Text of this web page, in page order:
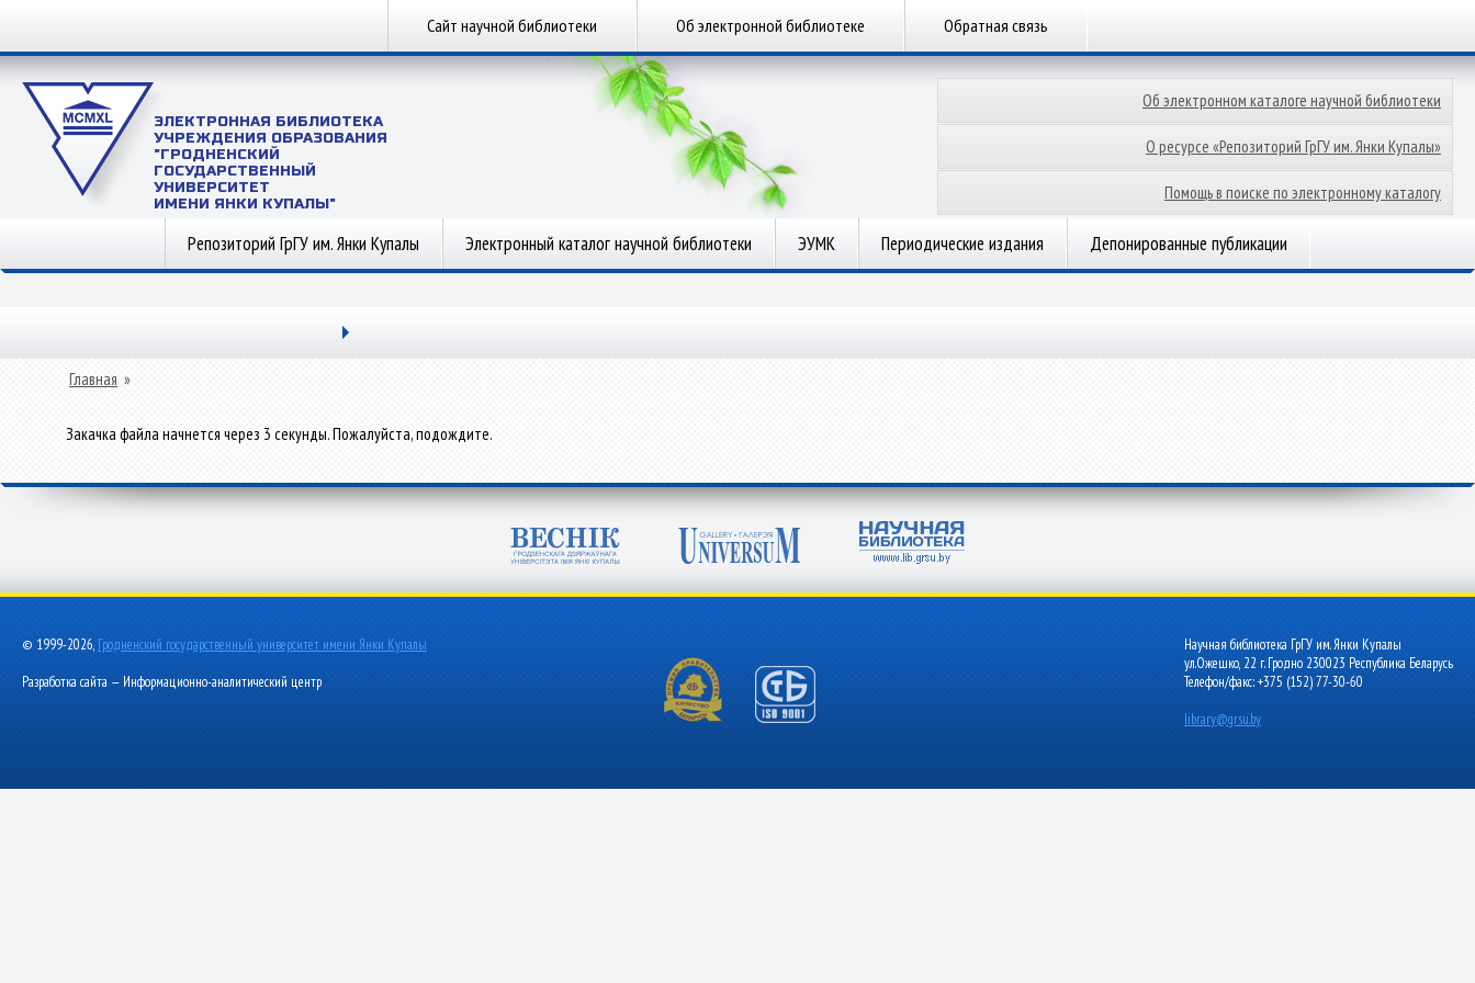
Сайт научной библиотеки Об электронной библиотеке Обратная связь
ЭЛЕКТРОННАЯ БИБЛИОТЕКА
УЧРЕЖДЕНИЯ ОБРАЗОВАНИЯ
"ГРОДНЕНСКИЙ
ГОСУДАРСТВЕННЫЙ
УНИВЕРСИТЕТ
ИМЕНИ ЯНКИ КУПАЛЫ"
Об электронном каталоге научной библиотеки
О ресурсе «Репозиторий ГрГУ им. Янки Купалы»
Помощь в поиске по электронному каталогу
Репозиторий ГрГУ им. Янки Купалы Электронный каталог научной библиотеки ЭУМК Периодические издания Депонированные публикации
Главная »
Закачка файла начнется через 3 секунды. Пожалуйста, подождите.
© 1999-2026, Гродненский государственный университет имени Янки Купалы
Разработка сайта — Информационно-аналитический центр
Научная библиотека ГрГУ им. Янки Купалы
ул.Ожешко, 22 г. Гродно 230023 Республика Беларусь
Телефон/факс: +375 (152) 77-30-60
library@grsu.by